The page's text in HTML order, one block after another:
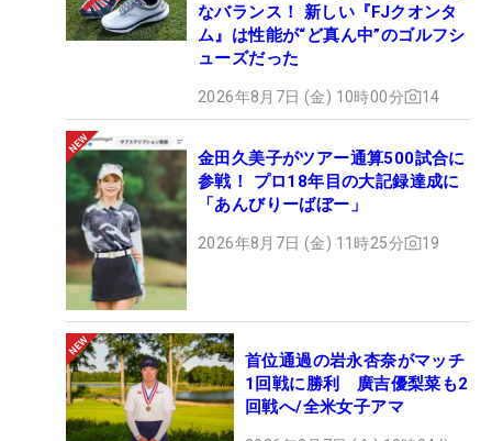
なバランス！ 新しい『FJクオンタ
ム』は性能が“ど真ん中”のゴルフシ
ューズだった
2026年8月7日 (金) 10時00分 14
金田久美子がツアー通算500試合に
参戦！ プロ18年目の大記録達成に
「あんびりーばぼー」
2026年8月7日 (金) 11時25分 19
首位通過の岩永杏奈がマッチ
1回戦に勝利 廣吉優梨菜も2
回戦へ/全米女子アマ